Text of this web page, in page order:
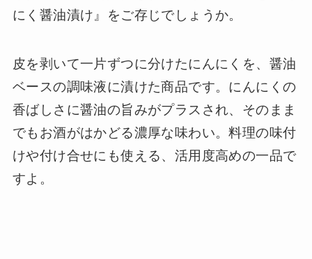
にく醤油漬け』をご存じでしょうか。
皮を剥いて一片ずつに分けたにんにくを、醤油
ベースの調味液に漬けた商品です。にんにくの
香ばしさに醤油の旨みがプラスされ、そのまま
でもお酒がはかどる濃厚な味わい。料理の味付
けや付け合せにも使える、活用度高めの一品で
すよ。